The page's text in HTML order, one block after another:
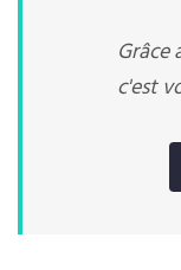
Grâce
c'est